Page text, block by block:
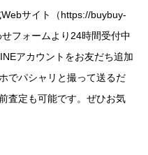
サイト（https://buybuy-
フォームより24時間受付中
アカウントをお友だち追加
でパシャリと撮って送るだ
査定も可能です。ぜひお気